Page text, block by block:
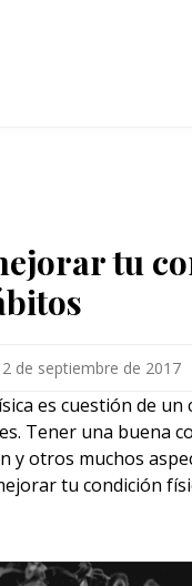
tu
de septiembre de 2017
es cuestión de
Tener una buena
y otros muchos
tu condición